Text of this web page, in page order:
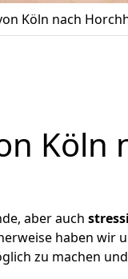
Köln nach
Köln
aber auch
haben wir
zu machen und